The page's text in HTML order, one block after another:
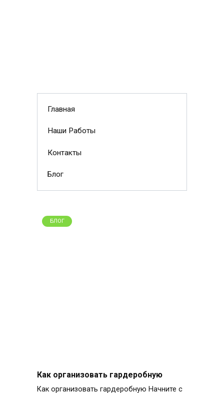
Главная
Наши Работы
Контакты
Блог
БЛОГ
Как организовать гардеробную
Как организовать гардеробную Начните с